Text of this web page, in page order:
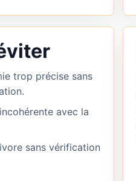
trop précise sans
avec la
sans vérification